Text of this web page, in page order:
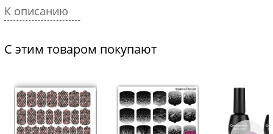
К описанию
С этим товаром покупают